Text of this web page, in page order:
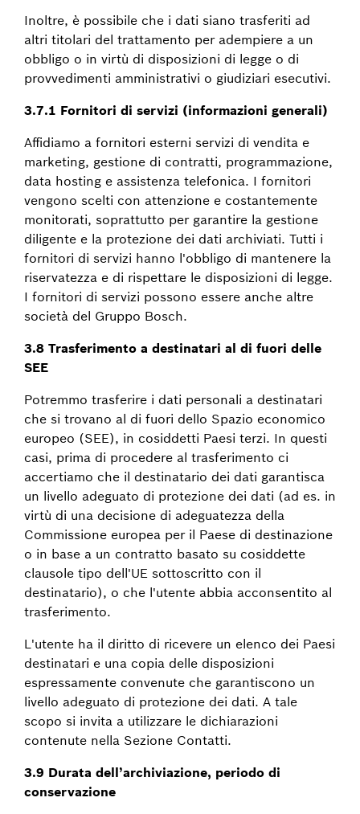
Inoltre, è possibile che i dati siano trasferiti ad
altri titolari del trattamento per adempiere a un
obbligo o in virtù di disposizioni di legge o di
provvedimenti amministrativi o giudiziari esecutivi.
3.7.1 Fornitori di servizi (informazioni generali)
Affidiamo a fornitori esterni servizi di vendita e
marketing, gestione di contratti, programmazione,
data hosting e assistenza telefonica. I fornitori
vengono scelti con attenzione e costantemente
monitorati, soprattutto per garantire la gestione
diligente e la protezione dei dati archiviati. Tutti i
fornitori di servizi hanno l'obbligo di mantenere la
riservatezza e di rispettare le disposizioni di legge.
I fornitori di servizi possono essere anche altre
società del Gruppo Bosch.
3.8 Trasferimento a destinatari al di fuori delle
SEE
Potremmo trasferire i dati personali a destinatari
che si trovano al di fuori dello Spazio economico
europeo (SEE), in cosiddetti Paesi terzi. In questi
casi, prima di procedere al trasferimento ci
accertiamo che il destinatario dei dati garantisca
un livello adeguato di protezione dei dati (ad es. in
virtù di una decisione di adeguatezza della
Commissione europea per il Paese di destinazione
o in base a un contratto basato su cosiddette
clausole tipo dell'UE sottoscritto con il
destinatario), o che l'utente abbia acconsentito al
trasferimento.
L'utente ha il diritto di ricevere un elenco dei Paesi
destinatari e una copia delle disposizioni
espressamente convenute che garantiscono un
livello adeguato di protezione dei dati. A tale
scopo si invita a utilizzare le dichiarazioni
contenute nella Sezione Contatti.
3.9 Durata dell’archiviazione, periodo di
conservazione